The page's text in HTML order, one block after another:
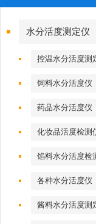
水分活度测定仪
控温水分活度测
饲料水分活度仪
药品水分活度仪
化妆品活度检测
馅料水分活度检
各种水分活度仪
酱料水分活度测